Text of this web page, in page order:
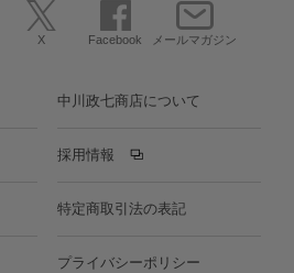
X Facebook メールマガジン
中川政七商店について
採用情報
特定商取引法の表記
プライバシーポリシー